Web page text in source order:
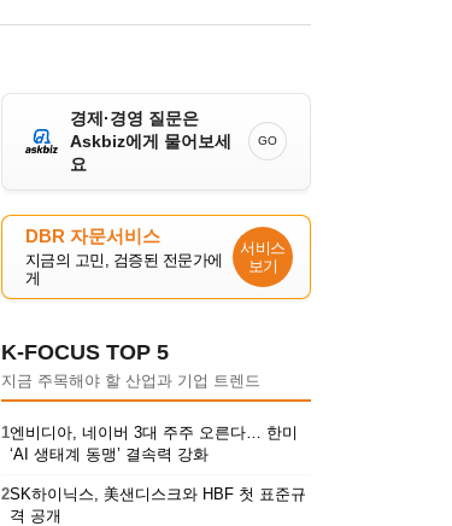
경제·경영 질문은
Askbiz에게 물어보세
요
GO
DBR 자문서비스
지금의 고민, 검증된 전문가에
게
서비스
보기
K-FOCUS TOP 5
지금 주목해야 할 산업과 기업 트렌드
1엔비디아, 네이버 3대 주주 오른다… 한미
‘AI 생태계 동맹’ 결속력 강화
2SK하이닉스, 美샌디스크와 HBF 첫 표준규
격 공개